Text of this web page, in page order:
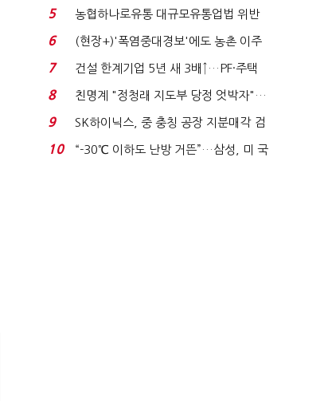
려주는데 우리는 ...
5
농협하나로유통 대규모유통업법 위반
적발…공정위, 과...
6
(현장+)'폭염중대경보'에도 농촌 이주
노동자는 강행군…'야...
7
건설 한계기업 5년 새 3배↑…PF·주택
침체에 재무 ...
8
친명계 "정청래 지도부 당정 엇박자"…
친청계 "신천지 오...
9
SK하이닉스, 중 충칭 공장 지분매각 검
토?…“확정된 바...
10
“-30℃ 이하도 난방 거뜬”…삼성, 미 국